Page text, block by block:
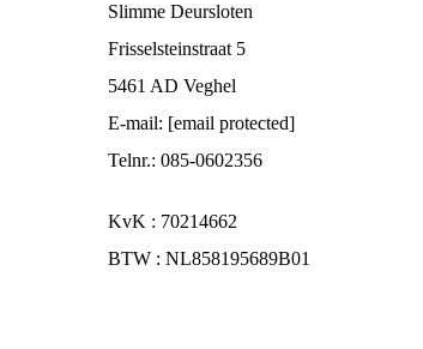
Slimme Deursloten
Frisselsteinstraat 5
5461 AD Veghel
E-mail: [email protected]
Telnr.: 085-0602356
KvK : 70214662
BTW : NL858195689B01